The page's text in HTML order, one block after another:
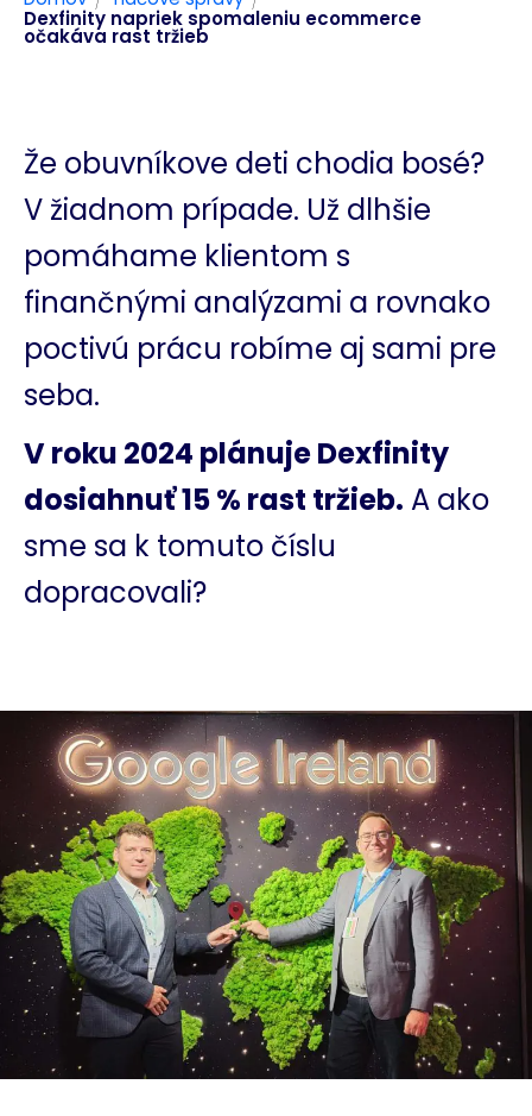
Dexfinity napriek spomaleniu ecommerce
očakáva rast tržieb
Že obuvníkove deti chodia bosé?
V žiadnom prípade. Už dlhšie
pomáhame klientom s
finančnými analýzami a rovnako
poctivú prácu robíme aj sami pre
seba.
V roku 2024 plánuje Dexfinity
dosiahnuť 15 % rast tržieb. A ako
sme sa k tomuto číslu
dopracovali?